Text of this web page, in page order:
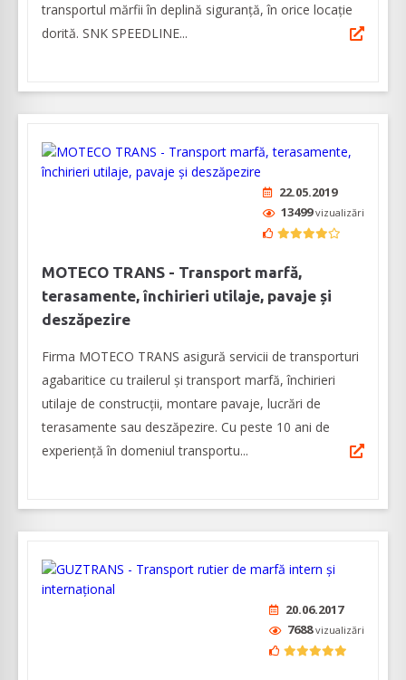
transportul mărfii în deplină siguranță, în orice locație
dorită. SNK SPEEDLINE...
22.05.2019
13499vizualizări
MOTECO TRANS - Transport marfă,
terasamente, închirieri utilaje, pavaje și
deszăpezire
Firma MOTECO TRANS asigură servicii de transporturi
agabaritice cu trailerul și transport marfă, închirieri
utilaje de construcții, montare pavaje, lucrări de
terasamente sau deszăpezire. Cu peste 10 ani de
experiență în domeniul transportu...
20.06.2017
7688vizualizări